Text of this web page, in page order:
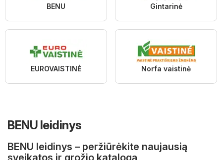
BENU Gintarinė
EUROVAISTINĖ Norfa vaistinė
BENU leidinys
BENU leidinys – peržiūrėkite naujausią